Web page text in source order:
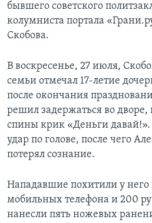
бывшего советского
колумниста портала
Скобова.
В воскресенье, 27 июля,
семьи отмечал 17-летие
после окончания
решил задержаться во дворе,
спины крик «Деньги давай!».
удар по голове, после чего
потерял сознание.
Нападавшие похитили у
мобильных телефона и 200
нанесли пять ножевых